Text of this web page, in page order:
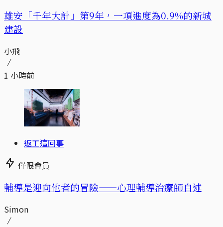
​​雄安「千年大計」第9年，一項進度為0.9%的新城
建設
小飛
1 小時前
返工這回事
僅限會員
輔導是迎向他者的冒險——心理輔導治療師自述
Simon